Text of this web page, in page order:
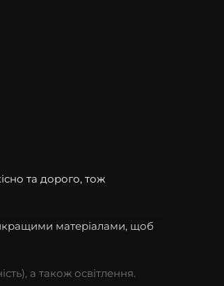
та дорого, тож
матеріалами, щоб
а також освітлення.